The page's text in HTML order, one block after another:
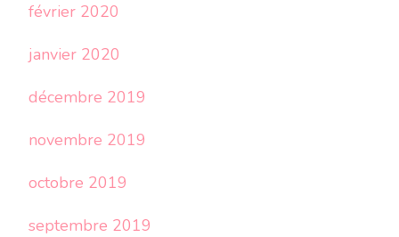
février 2020
janvier 2020
décembre 2019
novembre 2019
octobre 2019
septembre 2019